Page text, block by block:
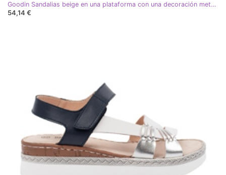
Goodin Sandalias beige en una plataforma con una decoración metálica
54,14 €